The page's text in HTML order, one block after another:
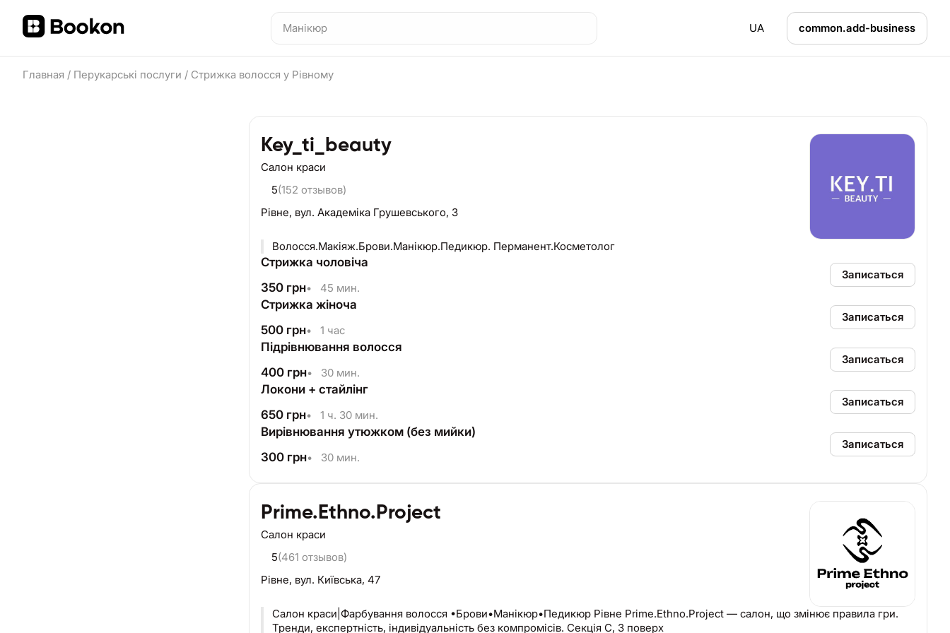
UA common.add-business
Главная / Перукарські послуги / Стрижка волосся у Рівному
Key_ti_beauty
Салон краси
5(152 отзывов)
Рівне, вул. Академіка Грушевського, 3
Волосся.Макіяж.Брови.Манікюр.Педикюр. Перманент.Косметолог
Стрижка чоловіча
350 грн• 45 мин.
Записаться
Стрижка жіноча
500 грн• 1 час
Записаться
Підрівнювання волосся
400 грн• 30 мин.
Записаться
Локони + стайлінг
650 грн• 1 ч. 30 мин.
Записаться
Вирівнювання утюжком (без мийки)
300 грн• 30 мин.
Записаться
Prime.Ethno.Project
Салон краси
5(461 отзывов)
Рівне, вул. Київська, 47
Салон краси|Фарбування волосся •Брови•Манікюр•Педикюр Рівне Prime.Ethno.Project — салон, що змінює правила гри.
Тренди, експертність, індивідуальність без компромісів. Секція С, 3 поверх